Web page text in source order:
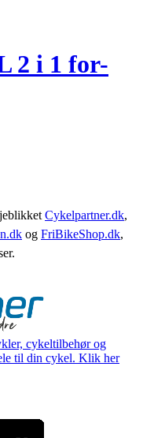
2 i 1 for-
Cykelpartner.dk,
og FriBikeShop.dk,
cykeltilbehør og
til din cykel. Klik her